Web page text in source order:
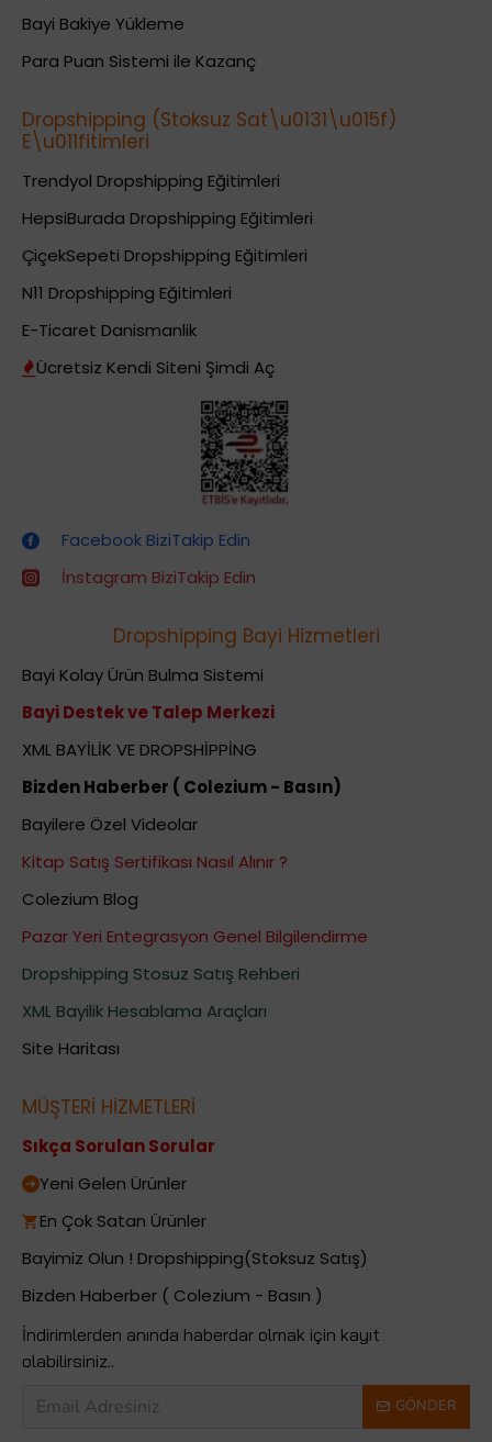
Bayi Bakiye Yükleme
Para Puan Sistemi ile Kazanç
Dropshipping (Stoksuz Sat\u0131\u015f)
E\u011fitimleri
Trendyol Dropshipping Eğitimleri
HepsiBurada Dropshipping Eğitimleri
ÇiçekSepeti Dropshipping Eğitimleri
N11 Dropshipping Eğitimleri
E-Ticaret Danismanlik
Ücretsiz Kendi Siteni Şimdi Aç
Facebook BiziTakip Edin
İnstagram BiziTakip Edin
Dropshipping Bayi Hizmetleri
Bayi Kolay Ürün Bulma Sistemi
Bayi Destek ve Talep Merkezi
XML BAYİLİK VE DROPSHİPPİNG
Bizden Haberber ( Colezium - Basın)
Bayilere Özel Videolar
Kitap Satış Sertifikası Nasıl Alınır ?
Colezium Blog
Pazar Yeri Entegrasyon Genel Bilgilendirme
Dropshipping Stosuz Satış Rehberi
XML Bayilik Hesablama Araçları
Site Haritası
MÜŞTERİ HİZMETLERİ
Sıkça Sorulan Sorular
Yeni Gelen Ürünler
En Çok Satan Ürünler
Bayimiz Olun ! Dropshipping(Stoksuz Satış)
Bizden Haberber ( Colezium - Basın )
İndirimlerden anında haberdar olmak için kayıt
olabilirsiniz..
GÖNDER